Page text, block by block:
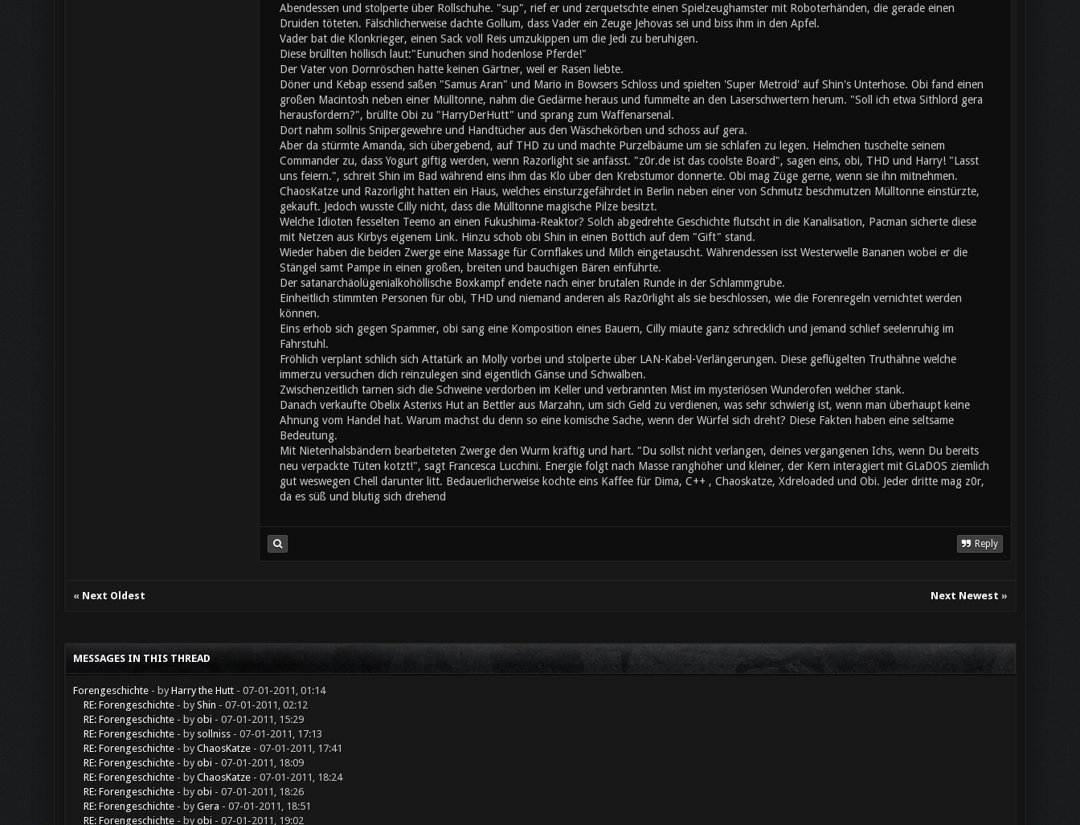
Abendessen und stolperte über Rollschuhe. "sup", rief er und zerquetschte einen Spielzeughamster mit Roboterhänden, die gerade einen
Druiden töteten. Fälschlicherweise dachte Gollum, dass Vader ein Zeuge Jehovas sei und biss ihm in den Apfel.
Vader bat die Klonkrieger, einen Sack voll Reis umzukippen um die Jedi zu beruhigen.
Diese brüllten höllisch laut:"Eunuchen sind hodenlose Pferde!"
Der Vater von Dornröschen hatte keinen Gärtner, weil er Rasen liebte.
Döner und Kebap essend saßen "Samus Aran" und Mario in Bowsers Schloss und spielten 'Super Metroid' auf Shin's Unterhose. Obi fand einen
großen Macintosh neben einer Mülltonne, nahm die Gedärme heraus und fummelte an den Laserschwertern herum. "Soll ich etwa Sithlord gera
herausfordern?", brüllte Obi zu "HarryDerHutt" und sprang zum Waffenarsenal.
Dort nahm sollnis Snipergewehre und Handtücher aus den Wäschekörben und schoss auf gera.
Aber da stürmte Amanda, sich übergebend, auf THD zu und machte Purzelbäume um sie schlafen zu legen. Helmchen tuschelte seinem
Commander zu, dass Yogurt giftig werden, wenn Razorlight sie anfässt. "z0r.de ist das coolste Board", sagen eins, obi, THD und Harry! "Lasst
uns feiern.", schreit Shin im Bad während eins ihm das Klo über den Krebstumor donnerte. Obi mag Züge gerne, wenn sie ihn mitnehmen.
ChaosKatze und Razorlight hatten ein Haus, welches einsturzgefährdet in Berlin neben einer von Schmutz beschmutzen Mülltonne einstürzte,
gekauft. Jedoch wusste Cilly nicht, dass die Mülltonne magische Pilze besitzt.
Welche Idioten fesselten Teemo an einen Fukushima-Reaktor? Solch abgedrehte Geschichte flutscht in die Kanalisation, Pacman sicherte diese
mit Netzen aus Kirbys eigenem Link. Hinzu schob obi Shin in einen Bottich auf dem "Gift" stand.
Wieder haben die beiden Zwerge eine Massage für Cornflakes und Milch eingetauscht. Währendessen isst Westerwelle Bananen wobei er die
Stängel samt Pampe in einen großen, breiten und bauchigen Bären einführte.
Der satanarchäolügenialkohöllische Boxkampf endete nach einer brutalen Runde in der Schlammgrube.
Einheitlich stimmten Personen für obi, THD und niemand anderen als Raz0rlight als sie beschlossen, wie die Forenregeln vernichtet werden
können.
Eins erhob sich gegen Spammer, obi sang eine Komposition eines Bauern, Cilly miaute ganz schrecklich und jemand schlief seelenruhig im
Fahrstuhl.
Fröhlich verplant schlich sich Attatürk an Molly vorbei und stolperte über LAN-Kabel-Verlängerungen. Diese geflügelten Truthähne welche
immerzu versuchen dich reinzulegen sind eigentlich Gänse und Schwalben.
Zwischenzeitlich tarnen sich die Schweine verdorben im Keller und verbrannten Mist im mysteriösen Wunderofen welcher stank.
Danach verkaufte Obelix Asterixs Hut an Bettler aus Marzahn, um sich Geld zu verdienen, was sehr schwierig ist, wenn man überhaupt keine
Ahnung vom Handel hat. Warum machst du denn so eine komische Sache, wenn der Würfel sich dreht? Diese Fakten haben eine seltsame
Bedeutung.
Mit Nietenhalsbändern bearbeiteten Zwerge den Wurm kräftig und hart. "Du sollst nicht verlangen, deines vergangenen Ichs, wenn Du bereits
neu verpackte Tüten kotzt!", sagt Francesca Lucchini. Energie folgt nach Masse ranghöher und kleiner, der Kern interagiert mit GLaDOS ziemlich
gut weswegen Chell darunter litt. Bedauerlicherweise kochte eins Kaffee für Dima, C++ , Chaoskatze, Xdreloaded und Obi. Jeder dritte mag z0r,
da es süß und blutig sich drehend
Reply
« Next Oldest Next Newest »
MESSAGES IN THIS THREAD
Forengeschichte - byHarry the Hutt- 07-01-2011, 01:14
RE: Forengeschichte - byShin - 07-01-2011, 02:12
RE: Forengeschichte - byobi- 07-01-2011, 15:29
RE: Forengeschichte - by sollniss- 07-01-2011, 17:13
RE: Forengeschichte - byChaosKatze- 07-01-2011, 17:41
RE: Forengeschichte - byobi- 07-01-2011, 18:09
RE: Forengeschichte - byChaosKatze- 07-01-2011, 18:24
RE: Forengeschichte - byobi- 07-01-2011, 18:26
RE: Forengeschichte - byGera - 07-01-2011, 18:51
RE: Forengeschichte - byobi- 07-01-2011, 19:02